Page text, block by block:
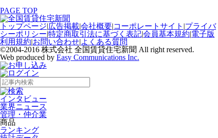
PAGE TOP
トップページ|広告掲載|会社概要|コーポレートサイト |プライバ
シーポリシー|特定商取引法に基づく表記|会員基本規約|電子版
利用規約|お問い合わせ|よくある質問
©2004-2016 株式会社 全国賃貸住宅新聞 All right reserved.
Web produced by Easy Communications Inc.
インタビュー
業界ニュース
管理・仲介業
商品
ランキング